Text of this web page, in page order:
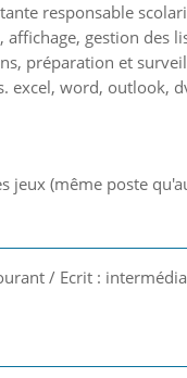
responsable
gestion des
préparation et
excel, word, outlook,
jeux (même poste
/ Ecrit :